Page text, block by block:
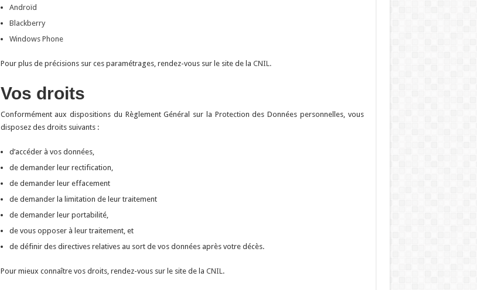
Androïd
Blackberry
Windows Phone
Pour plus de précisions sur ces paramétrages, rendez-vous sur le site de la CNIL.
Vos droits
Conformément aux dispositions du Règlement Général sur la Protection des Données personnelles, vous
disposez des droits suivants :
d’accéder à vos données,
de demander leur rectification,
de demander leur effacement
de demander la limitation de leur traitement
de demander leur portabilité,
de vous opposer à leur traitement, et
de définir des directives relatives au sort de vos données après votre décès.
Pour mieux connaître vos droits, rendez-vous sur le site de la CNIL .